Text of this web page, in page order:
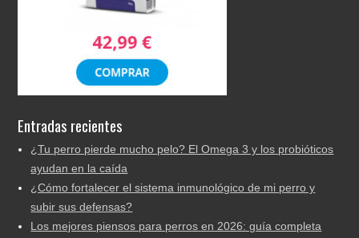
Entradas recientes
¿Tu perro pierde mucho pelo? El Omega 3 y los probióticos
ayudan en la caída
¿Cómo fortalecer el sistema inmunológico de mi perro y
subir sus defensas?
Los mejores piensos para perros en 2026: guía completa